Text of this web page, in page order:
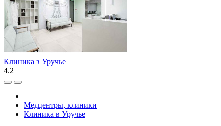
Клиника в Уручье
4.2
Медцентры, клиники
Клиника в Уручье